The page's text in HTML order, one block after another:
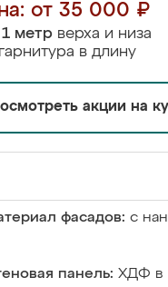
от 35 000 ₽
1 метр верха и низа
гарнитура в длину
акции на
фасадов: с
панель: ХДФ в